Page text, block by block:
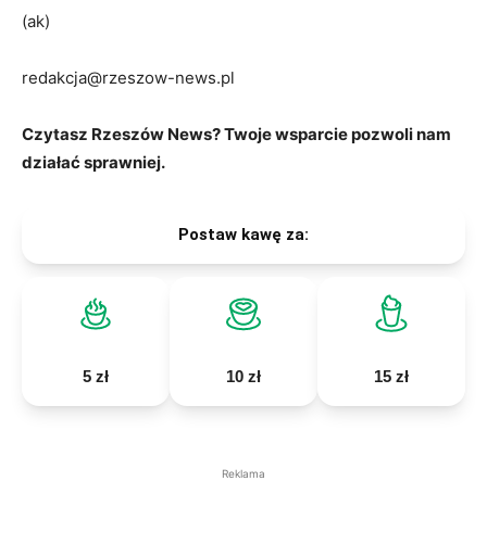
(ak)
redakcja@rzeszow-news.pl
Czytasz Rzeszów News? Twoje wsparcie pozwoli nam
działać sprawniej.
Postaw kawę za:
5 zł 10 zł 15 zł
Reklama